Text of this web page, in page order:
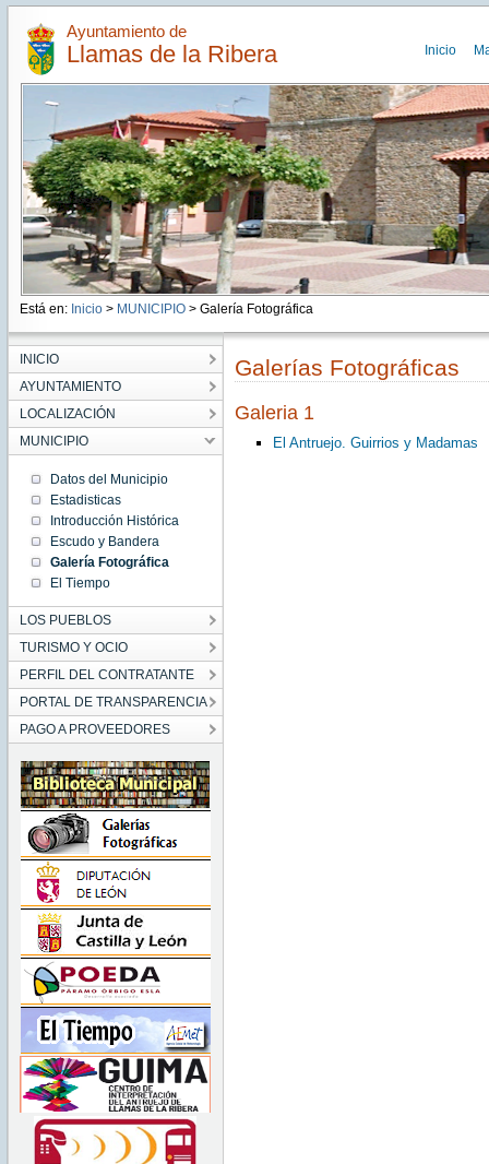
Ayuntamiento de
Llamas de la Ribera Inicio
Está en: Inicio > MUNICIPIO> Galería Fotográfica
INICIO
AYUNTAMIENTO
LOCALIZACIÓN
MUNICIPIO
Datos del Municipio
Estadisticas
Introducción Histórica
Escudo y Bandera
Galería Fotográfica
El Tiempo
LOS PUEBLOS
TURISMO Y OCIO
PERFIL DEL CONTRATANTE
PORTAL DE TRANSPARENCIA
PAGO A PROVEEDORES
Galerías Fotográficas
Galeria 1
El Antruejo. Guirrios y Madamas